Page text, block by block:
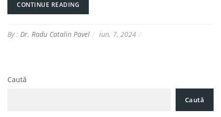
CONTINUE READING
By : Dr. Radu Catalin Pavel iun. 7, 2024
Caută
Caută